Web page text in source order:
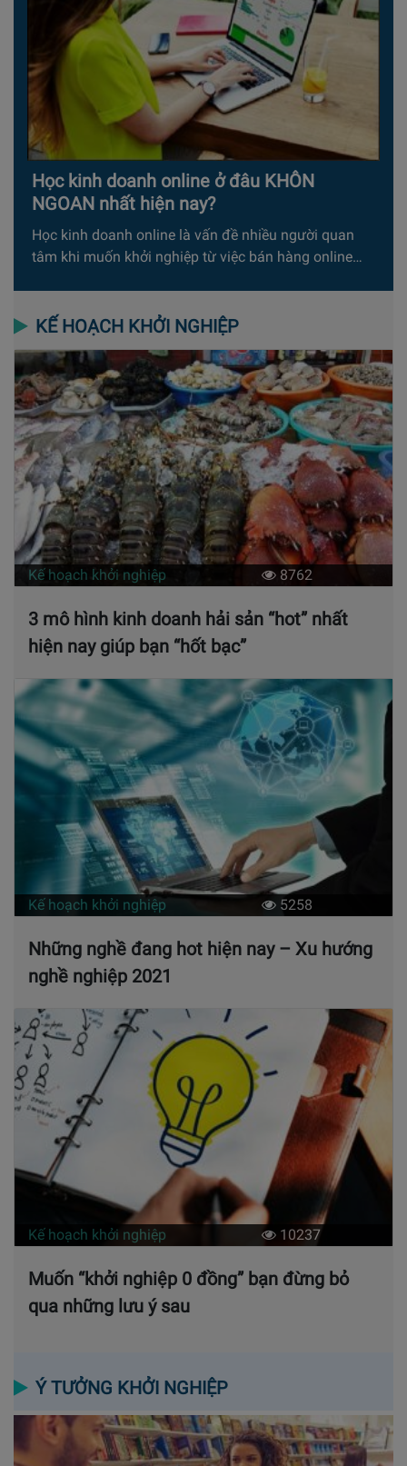
Học kinh doanh online ở đâu KHÔN
NGOAN nhất hiện nay?
Học kinh doanh online là vấn đề nhiều người quan
tâm khi muốn khởi nghiệp từ việc bán hàng online…
KẾ HOẠCH KHỞI NGHIỆP
Kế hoạch khởi nghiệp 8762
3 mô hình kinh doanh hải sản “hot” nhất
hiện nay giúp bạn “hốt bạc”
Kế hoạch khởi nghiệp 5258
Những nghề đang hot hiện nay – Xu hướng
nghề nghiệp 2021
Kế hoạch khởi nghiệp 10237
Muốn “khởi nghiệp 0 đồng” bạn đừng bỏ
qua những lưu ý sau
Ý TƯỞNG KHỞI NGHIỆP